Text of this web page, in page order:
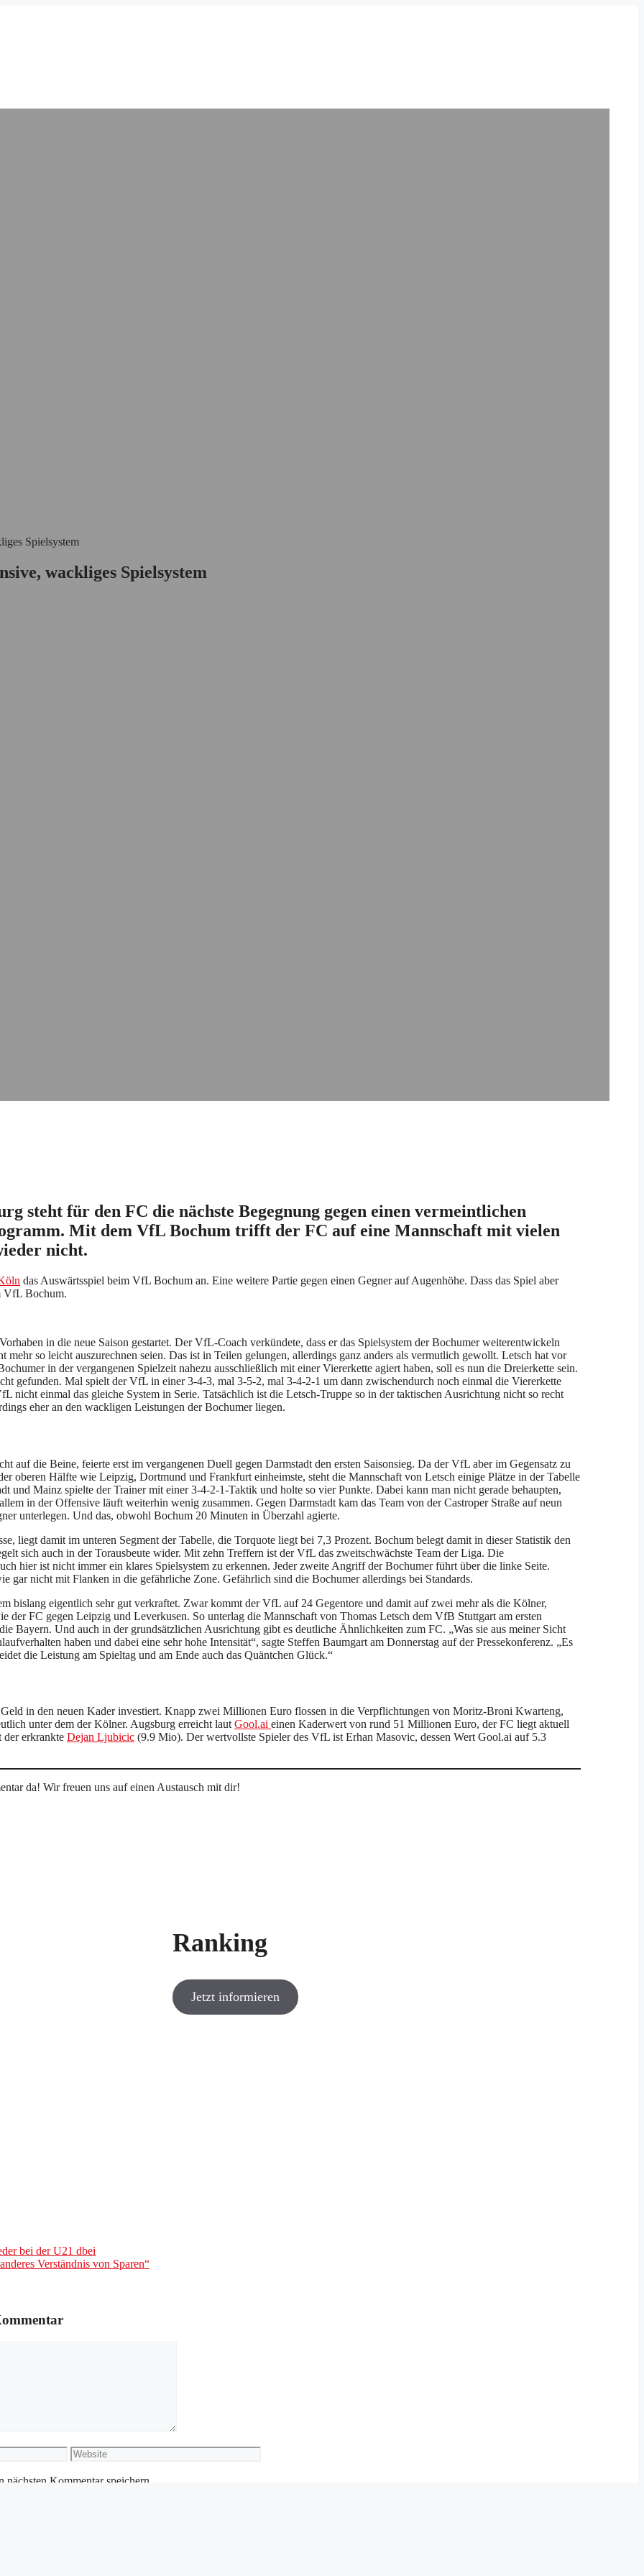
Spielsystem
wackliges Spielsystem
steht für den FC die nächste Begegnung gegen einen vermeintlichen
Mit dem VfL Bochum trifft der FC auf eine Mannschaft mit vielen
nicht.
das Auswärtsspiel beim VfL Bochum an. Eine weitere Partie gegen einen Gegner auf Augenhöhe. Dass das Spiel aber
VfL Bochum.
in die neue Saison gestartet. Der VfL-Coach verkündete, dass er das Spielsystem der Bochumer weiterentwickeln
so leicht auszurechnen seien. Das ist in Teilen gelungen, allerdings ganz anders als vermutlich gewollt. Letsch hat vor
in der vergangenen Spielzeit nahezu ausschließlich mit einer Viererkette agiert haben, soll es nun die Dreierkette sein.
gefunden. Mal spielt der VfL in einer 3-4-3, mal 3-5-2, mal 3-4-2-1 um dann zwischendurch noch einmal die Viererkette
nicht einmal das gleiche System in Serie. Tatsächlich ist die Letsch-Truppe so in der taktischen Ausrichtung nicht so recht
eher an den wackligen Leistungen der Bochumer liegen.
auf die Beine, feierte erst im vergangenen Duell gegen Darmstadt den ersten Saisonsieg. Da der VfL aber im Gegensatz zu
oberen Hälfte wie Leipzig, Dortmund und Frankfurt einheimste, steht die Mannschaft von Letsch einige Plätze in der Tabelle
und Mainz spielte der Trainer mit einer 3-4-2-1-Taktik und holte so vier Punkte. Dabei kann man nicht gerade behaupten,
in der Offensive läuft weiterhin wenig zusammen. Gegen Darmstadt kam das Team von der Castroper Straße auf neun
unterlegen. Und das, obwohl Bochum 20 Minuten in Überzahl agierte.
liegt damit im unteren Segment der Tabelle, die Torquote liegt bei 7,3 Prozent. Bochum belegt damit in dieser Statistik den
sich auch in der Torausbeute wider. Mit zehn Treffern ist der VfL das zweitschwächste Team der Liga. Die
hier ist nicht immer ein klares Spielsystem zu erkennen. Jeder zweite Angriff der Bochumer führt über die linke Seite.
gar nicht mit Flanken in die gefährliche Zone. Gefährlich sind die Bochumer allerdings bei Standards.
bislang eigentlich sehr gut verkraftet. Zwar kommt der VfL auf 24 Gegentore und damit auf zwei mehr als die Kölner,
der FC gegen Leipzig und Leverkusen. So unterlag die Mannschaft von Thomas Letsch dem VfB Stuttgart am ersten
Bayern. Und auch in der grundsätzlichen Ausrichtung gibt es deutliche Ähnlichkeiten zum FC. „Was sie aus meiner Sicht
haben und dabei eine sehr hohe Intensität“, sagte Steffen Baumgart am Donnerstag auf der Pressekonferenz. „Es
die Leistung am Spieltag und am Ende auch das Quäntchen Glück.“
in den neuen Kader investiert. Knapp zwei Millionen Euro flossen in die Verpflichtungen von Moritz-Broni Kwarteng,
unter dem der Kölner. Augsburg erreicht laut Gool.ai einen Kaderwert von rund 51 Millionen Euro, der FC liegt aktuell
erkrankte Dejan Ljubicic (9.9 Mio). Der wertvollste Spieler des VfL ist Erhan Masovic, dessen Wert Gool.ai auf 5.3
da! Wir freuen uns auf einen Austausch mit dir!
Ranking
Jetzt informieren
bei der U21 dbei
Verständnis von Sparen“
Website
Kommentar speichern.